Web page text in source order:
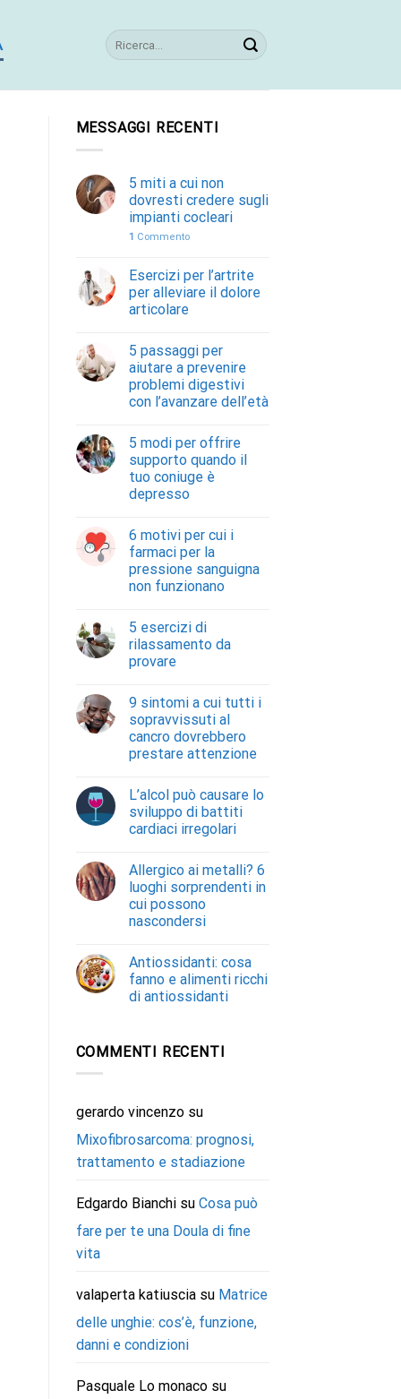
MESSAGGI RECENTI
5 miti a cui non
dovresti credere sugli
impianti cocleari
1 Commento
Esercizi per l’artrite
per alleviare il dolore
articolare
5 passaggi per
aiutare a prevenire
problemi digestivi
con l’avanzare dell’età
5 modi per offrire
supporto quando il
tuo coniuge è
depresso
6 motivi per cui i
farmaci per la
pressione sanguigna
non funzionano
5 esercizi di
rilassamento da
provare
9 sintomi a cui tutti i
sopravvissuti al
cancro dovrebbero
prestare attenzione
L’alcol può causare lo
sviluppo di battiti
cardiaci irregolari
Allergico ai metalli? 6
luoghi sorprendenti in
cui possono
nascondersi
Antiossidanti: cosa
fanno e alimenti ricchi
di antiossidanti
COMMENTI RECENTI
gerardo vincenzosu
Mixofibrosarcoma: prognosi,
trattamento e stadiazione
Edgardo Bianchisu Cosa può
fare per te una Doula di fine
vita
valaperta katiusciasu Matrice
delle unghie: cos’è, funzione,
danni e condizioni
Pasquale Lo monacosu